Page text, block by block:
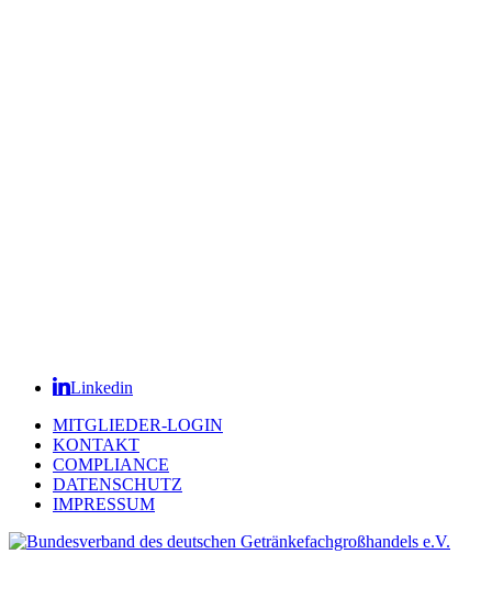
Linkedin
MITGLIEDER-LOGIN
KONTAKT
COMPLIANCE
DATENSCHUTZ
IMPRESSUM